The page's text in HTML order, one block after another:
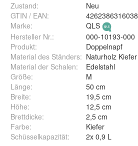
Zustand:
Neu
GTIN / EAN:
4262386316038
Marke:
QLS
Hersteller Nr.:
000-10193-000
Produkt:
Doppelnapf
Material des Ständers: Naturholz Kiefer
Material der Schalen:
Edelstahl
Größe:
M
Länge:
50 cm
Breite:
19,5 cm
Höhe:
12,5 cm
Brettdicke:
2,5 cm
Farbe:
Kiefer
Schüsselkapazität: 2x 0,9 L